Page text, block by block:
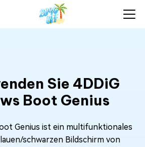
Sie 4DDiG
Boot Genius
Genius ist ein multifunktionales
schwarzen Bildschirm von